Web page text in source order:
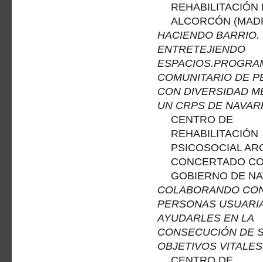
REHABILITACIÓN
ALCORCÓN
HACIENDO BARRIO.
ENTRETEJIENDO
COMUNITARIO DE
CON DIVERSIDAD
UN CRPS DE
CENTRO DE
REHABILITACIÓN
PSICOSOCIAL
CONCERTADO
GOBIERNO DE
COLABORANDO
PERSONAS
AYUDARLES EN LA
CONSECUCIÓN DE
OBJETIVOS